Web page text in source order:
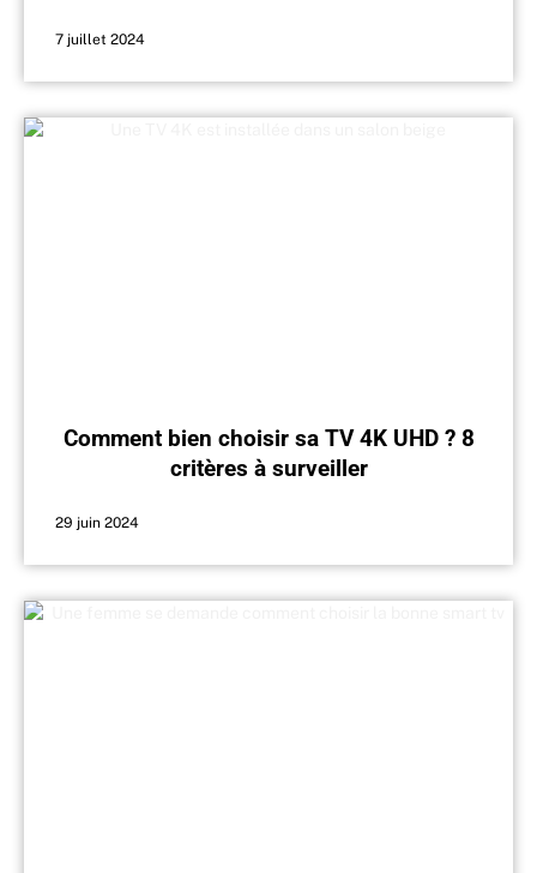
7 juillet 2024
Comment bien choisir sa TV 4K UHD ? 8
critères à surveiller
29 juin 2024